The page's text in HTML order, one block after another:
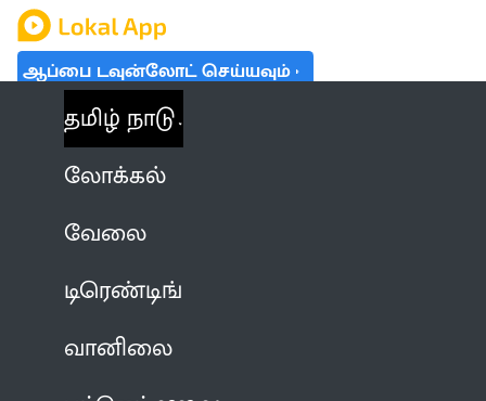
ஆப்பை டவுன்லோட் செய்யவும்
தமிழ் நாடு
லோக்கல்
வேலை
டிரெண்டிங்
வானிலை